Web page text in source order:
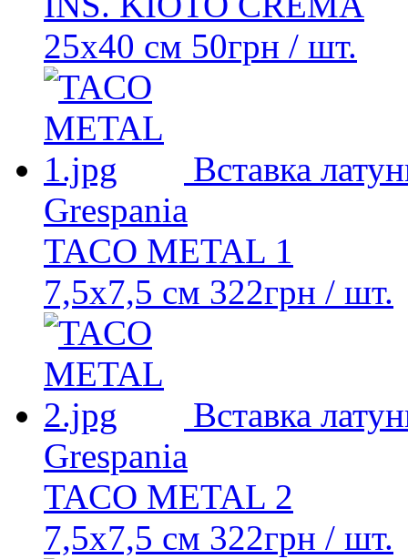
25x40 см 50грн / шт.
Вставка
Grespania
TACO METAL 1
7,5x7,5 см 322грн / шт.
Вставка
Grespania
TACO METAL 2
7,5x7,5 см 322грн / шт.